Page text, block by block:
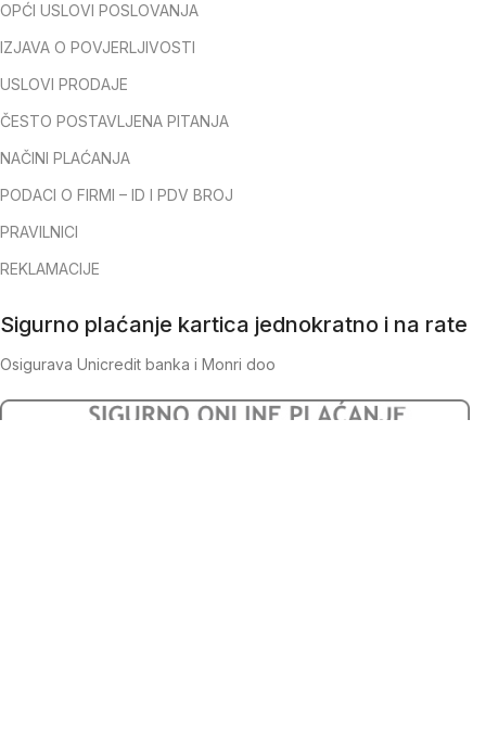
OPĆI USLOVI POSLOVANJA
IZJAVA O POVJERLJIVOSTI
USLOVI PRODAJE
ČESTO POSTAVLJENA PITANJA
NAČINI PLAĆANJA
PODACI O FIRMI – ID I PDV BROJ
PRAVILNICI
REKLAMACIJE
Sigurno plaćanje kartica jednokratno i na rate
Osigurava Unicredit banka i Monri doo